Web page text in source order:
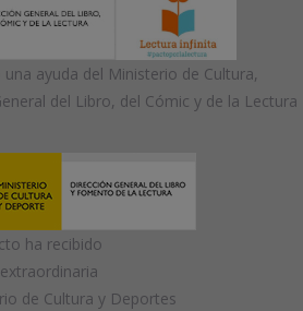
ayuda del Ministerio de Cultura,
del Libro, del Cómic y de la Lectura
ha recibido
de Cultura y Deportes